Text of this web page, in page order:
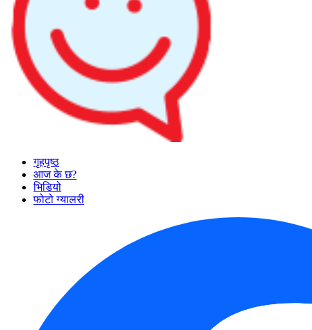
गृहपृष्ठ
आज के छ?
भिडियो
फोटो ग्यालरी